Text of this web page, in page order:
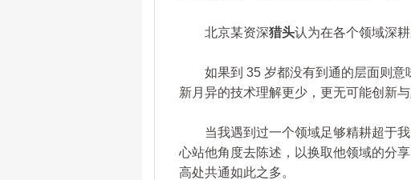
北京某资深猎头认为在各个领域深
如果到 35 岁都没有到通的层面则意
新月异的技术理解更少，更无可能创新与
当我遇到过一个领域足够精耕超于我
心站他角度去陈述，以换取他领域的分
高处共通如此之多。